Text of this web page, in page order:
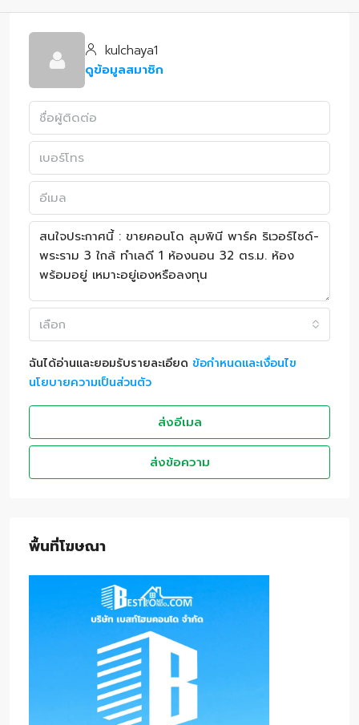
kulchaya1
ดูข้อมูลสมาชิก
เลือก
ฉันได้อ่านและยอมรับรายละเอียด ข้อกำหนดและเงื่อนไข
นโยบายความเป็นส่วนตัว
ส่งอีเมล
ส่งข้อความ
พื้นที่โฆษณา